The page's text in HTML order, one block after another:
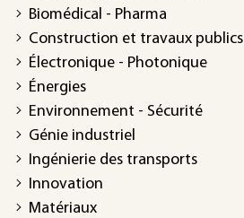
Biomédical - Pharma
Construction et travaux publics
Électronique - Photonique
Énergies
Environnement - Sécurité
Génie industriel
Ingénierie des transports
Innovation
Matériaux